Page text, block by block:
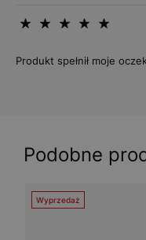
Produkt spełnił moje
Podobne
Wyprzedaż